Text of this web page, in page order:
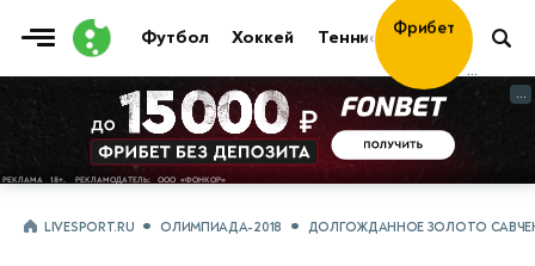
Футбол Хоккей Теннис Бои Прочие
Фрибет
...
...
LIVESPORT.RU ОЛИМПИАДА-2018 ДОЛГОЖДАННОЕ ЗОЛОТО